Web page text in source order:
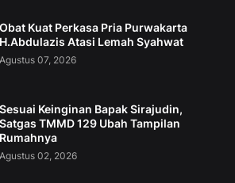
Obat Kuat Perkasa Pria Purwakarta
H.Abdulazis Atasi Lemah Syahwat
Agustus 07, 2026
Sesuai Keinginan Bapak Sirajudin,
Satgas TMMD 129 Ubah Tampilan
Rumahnya
Agustus 02, 2026